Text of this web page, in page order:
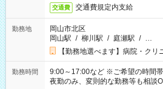
交通費 交通費規定内支給
勤務地
岡山市北区
岡山駅 / 柳川駅 / 庭瀬駅 / …
【勤務地選べます】病院・クリ
勤務時間
9:00～17:00など ※ご希望の時間帯をご相談ください。 ※日勤、
夜勤のみ、変則的な勤務等も相談